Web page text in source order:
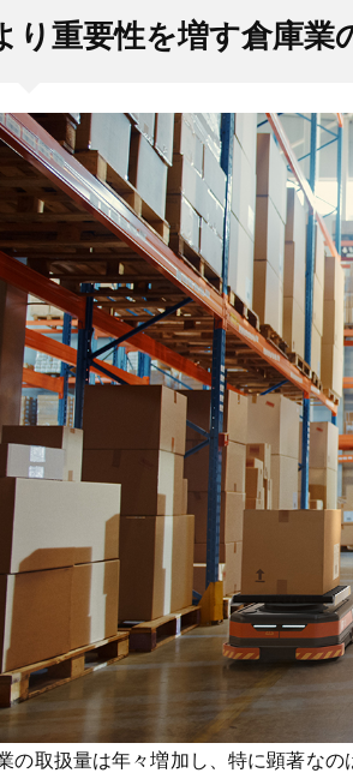
り重要性を増す倉庫業
の取扱量は年々増加し、特に顕著なの